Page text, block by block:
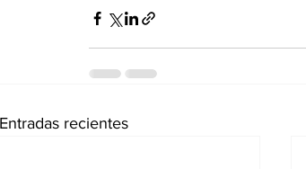
Entradas recientes